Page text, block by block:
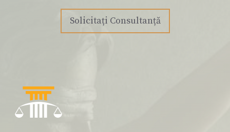
Solicitați Consultanță